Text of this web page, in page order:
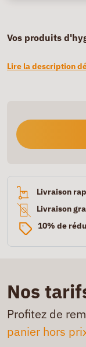
Vos produits
Lire la description
Livraison
Livraison
10% de
Nos
Profitez de
panier hors